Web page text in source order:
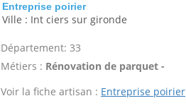
Entreprise poirier
Ville : Int ciers sur gironde
Département: 33
Métiers : Rénovation de parquet -
Voir la fiche artisan : Entreprise poirier